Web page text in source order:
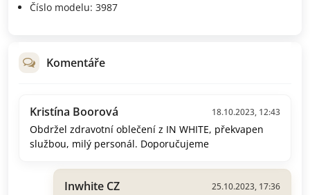
Číslo modelu: 3987
Komentáře
Kristína Boorová 18.10.2023, 12:43
Obdržel zdravotní oblečení z IN WHITE, překvapen
službou, milý personál. Doporučujeme
Inwhite CZ 25.10.2023, 17:36